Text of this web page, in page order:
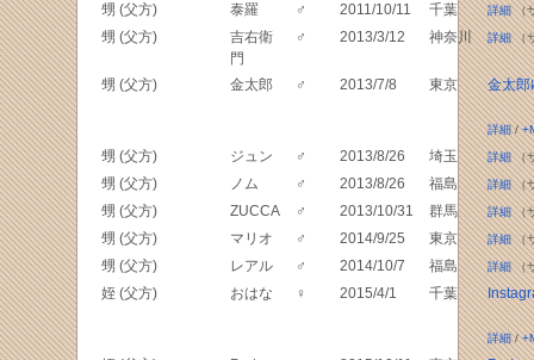
甥 (父方) 泰羅 ♂ 2011/10/11 千葉 詳細（
甥 (父方)
吉右衛
門
♂ 2013/3/12 神奈川 詳細（
甥 (父方) 金太郎 ♂ 2013/7/8 東京 金太郎
詳細/
甥 (父方) ジュン ♂ 2013/8/26 埼玉 詳細（
甥 (父方) ノム ♂ 2013/8/26 福島 詳細（
甥 (父方) ZUCCA ♂ 2013/10/31 群馬 詳細（
甥 (父方) マリオ ♂ 2014/9/25 東京 詳細（
甥 (父方) レアル ♂ 2014/10/7 福島 詳細（
姪 (父方) おはな ♀ 2015/4/1 千葉
詳細/